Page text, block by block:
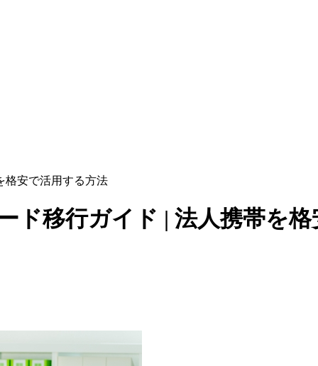
格安で活用する方法
ド移行ガイド | 法人携帯を